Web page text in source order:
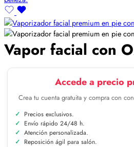
Vapor facial con
Accede a precio
Crea tu cuenta gratuita y compra con
Precios exclusivos.
Envío rápido 24/48 h.
Atención personalizada.
Reposición ágil para salón.